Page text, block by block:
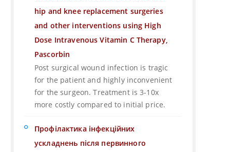
hip and knee replacement surgeries
and other interventions using High
Dose Intravenous Vitamin C Therapy,
Pascorbin
Post surgical wound infection is tragic
for the patient and highly inconvenient
for the surgeon. Treatment is 3-10x
more costly compared to initial price.
Профілактика інфекційних
ускладнень після первинного